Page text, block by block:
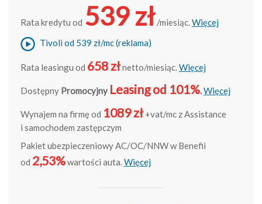
Rata kredytu od 539 zł /miesiąc.Więcej
Tivoli od 539 zł/mc (reklama)
Rata leasingu od 658 złnetto/miesiąc.Więcej
Dostępny Promocyjny Leasing od 101%.Więcej
Wynajem na firmę od 1089 zł +vat/mc z Assistance
i samochodem zastępczym
Pakiet ubezpieczeniowy AC/OC/NNW w Benefii
od 2,53%wartości auta.Więcej